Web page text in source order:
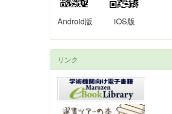
Android版 iOS版
リンク